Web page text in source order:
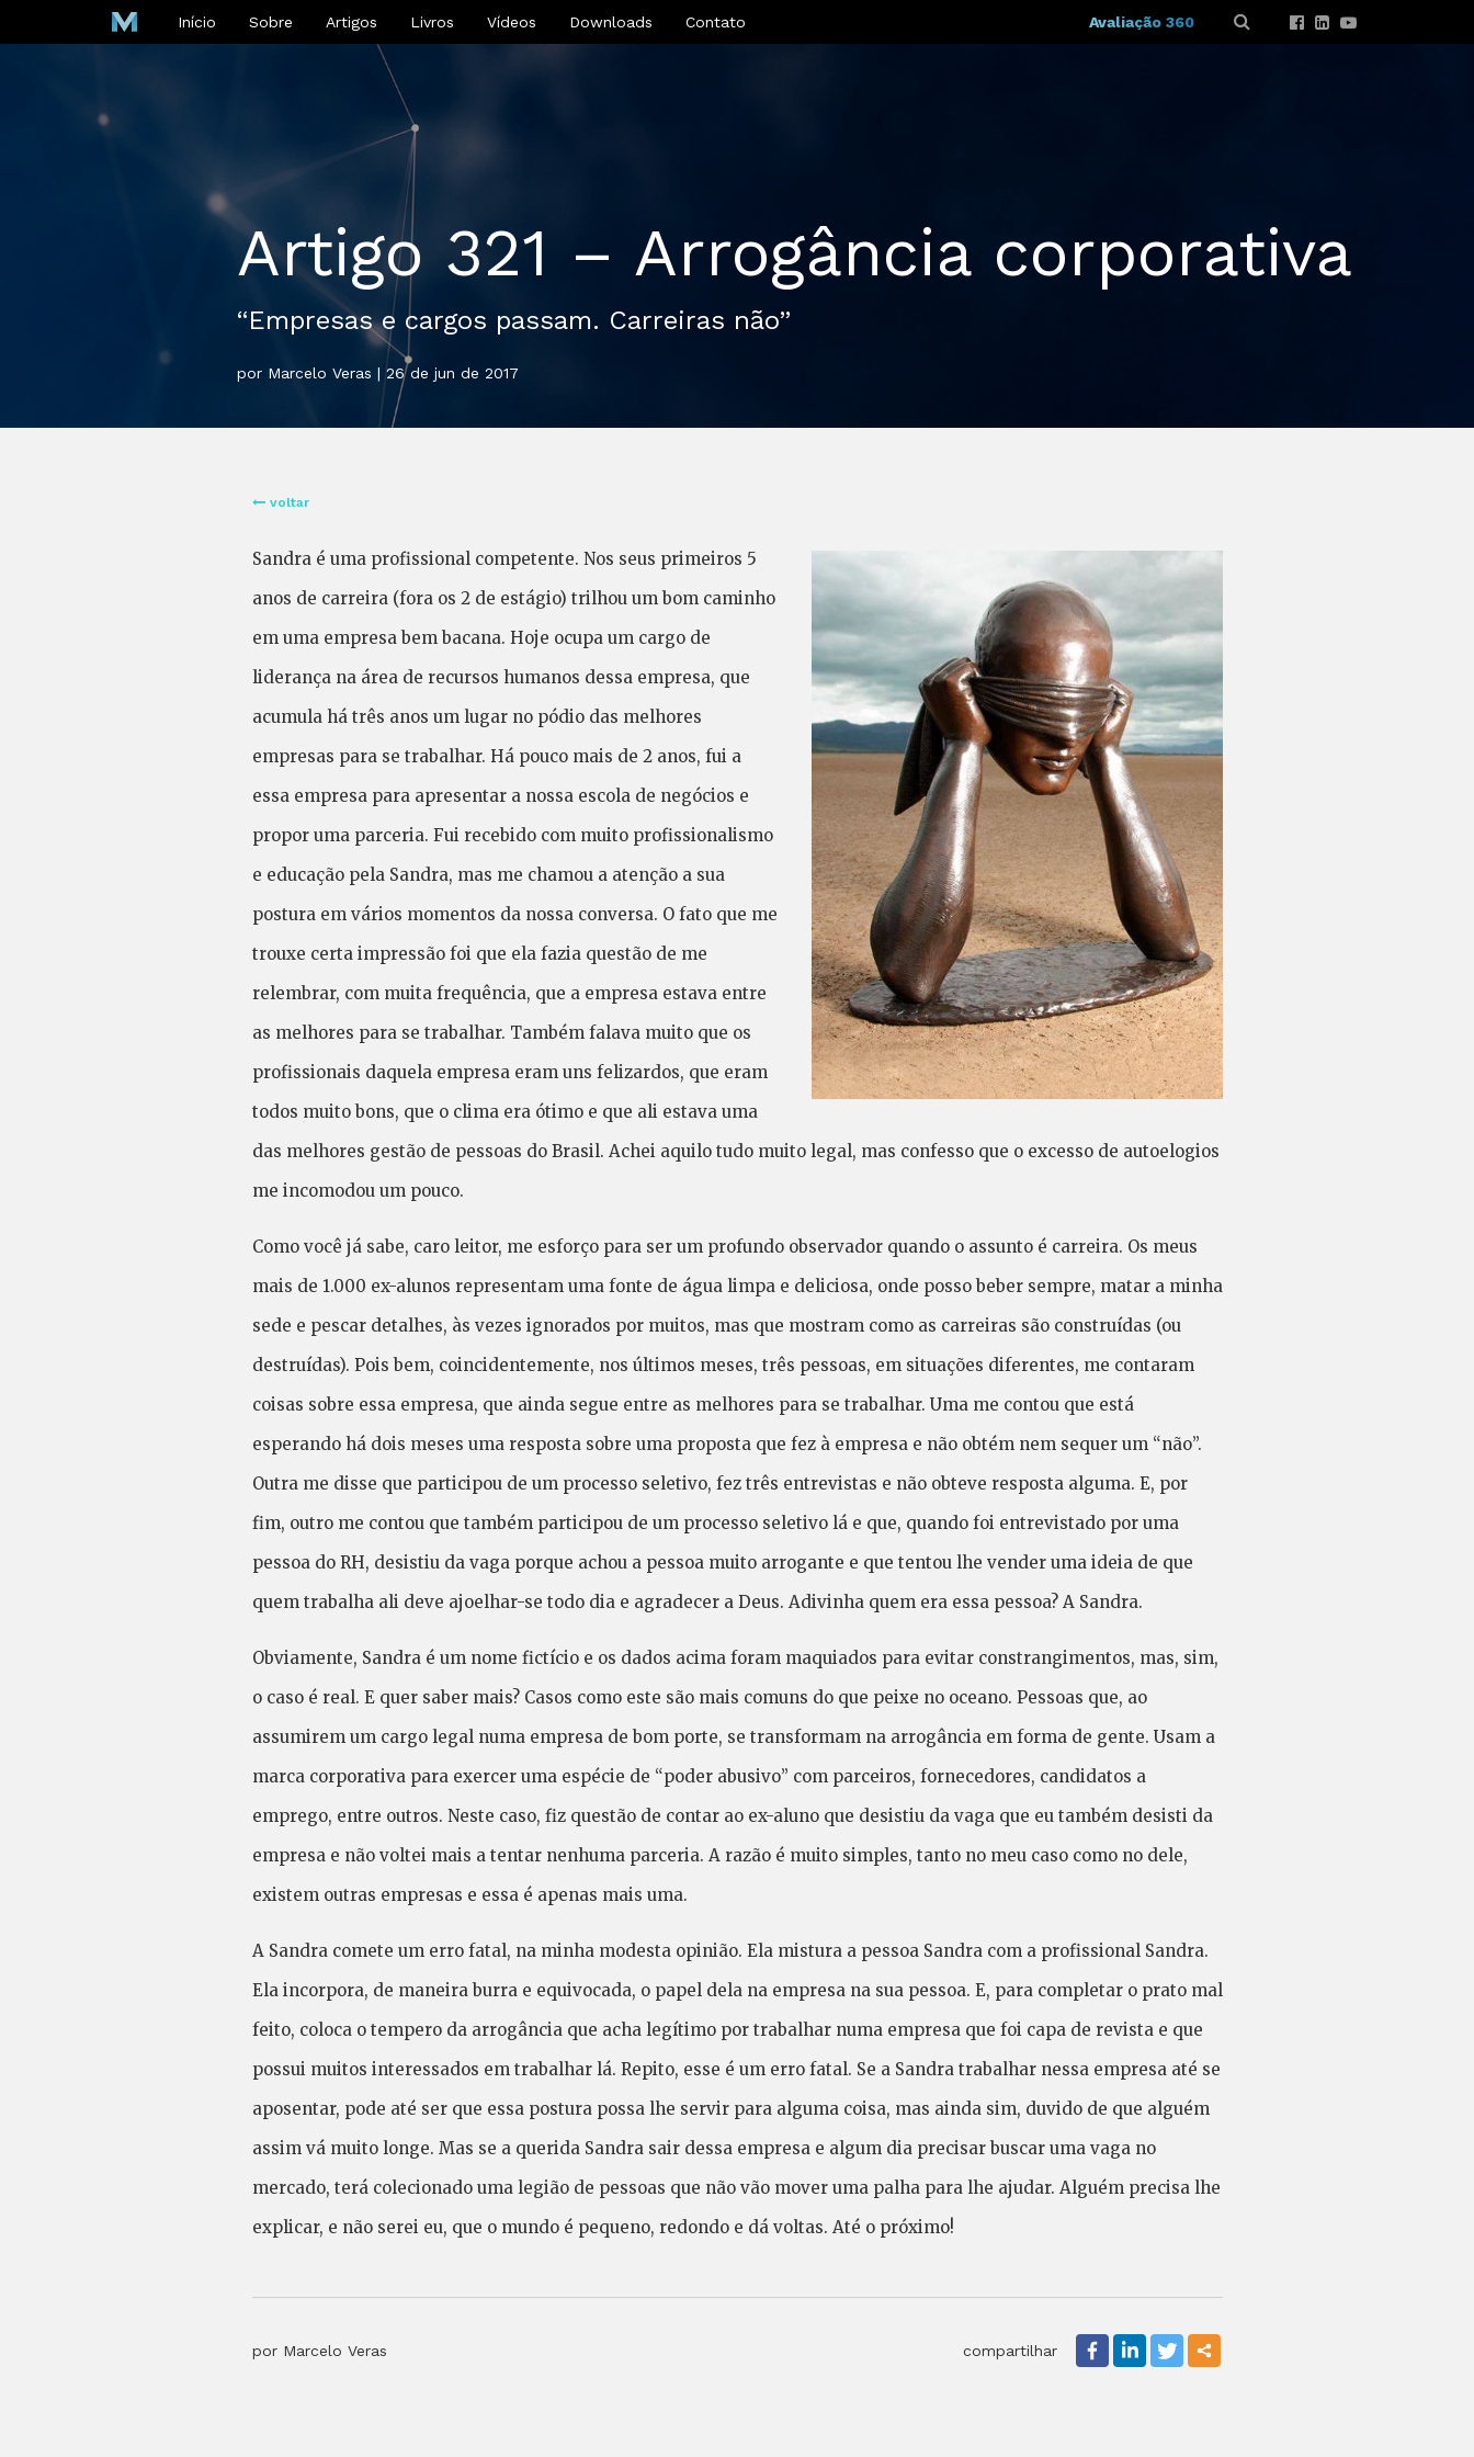
Avaliação 360
Início Sobre Artigos Livros Vídeos Downloads Contato
Artigo 321 – Arrogância corporativa
“Empresas e cargos passam. Carreiras não”
por Marcelo Veras | 26 de jun de 2017
voltar
Sandra é uma profissional competente. Nos seus primeiros 5
anos de carreira (fora os 2 de estágio) trilhou um bom caminho
em uma empresa bem bacana. Hoje ocupa um cargo de
liderança na área de recursos humanos dessa empresa, que
acumula há três anos um lugar no pódio das melhores
empresas para se trabalhar. Há pouco mais de 2 anos, fui a
essa empresa para apresentar a nossa escola de negócios e
propor uma parceria. Fui recebido com muito profissionalismo
e educação pela Sandra, mas me chamou a atenção a sua
postura em vários momentos da nossa conversa. O fato que me
trouxe certa impressão foi que ela fazia questão de me
relembrar, com muita frequência, que a empresa estava entre
as melhores para se trabalhar. Também falava muito que os
profissionais daquela empresa eram uns felizardos, que eram
todos muito bons, que o clima era ótimo e que ali estava uma
das melhores gestão de pessoas do Brasil. Achei aquilo tudo muito legal, mas confesso que o excesso de autoelogios
me incomodou um pouco.
Como você já sabe, caro leitor, me esforço para ser um profundo observador quando o assunto é carreira. Os meus
mais de 1.000 ex-alunos representam uma fonte de água limpa e deliciosa, onde posso beber sempre, matar a minha
sede e pescar detalhes, às vezes ignorados por muitos, mas que mostram como as carreiras são construídas (ou
destruídas). Pois bem, coincidentemente, nos últimos meses, três pessoas, em situações diferentes, me contaram
coisas sobre essa empresa, que ainda segue entre as melhores para se trabalhar. Uma me contou que está
esperando há dois meses uma resposta sobre uma proposta que fez à empresa e não obtém nem sequer um “não”.
Outra me disse que participou de um processo seletivo, fez três entrevistas e não obteve resposta alguma. E, por
fim, outro me contou que também participou de um processo seletivo lá e que, quando foi entrevistado por uma
pessoa do RH, desistiu da vaga porque achou a pessoa muito arrogante e que tentou lhe vender uma ideia de que
quem trabalha ali deve ajoelhar-se todo dia e agradecer a Deus. Adivinha quem era essa pessoa? A Sandra.
Obviamente, Sandra é um nome fictício e os dados acima foram maquiados para evitar constrangimentos, mas, sim,
o caso é real. E quer saber mais? Casos como este são mais comuns do que peixe no oceano. Pessoas que, ao
assumirem um cargo legal numa empresa de bom porte, se transformam na arrogância em forma de gente. Usam a
marca corporativa para exercer uma espécie de “poder abusivo” com parceiros, fornecedores, candidatos a
emprego, entre outros. Neste caso, fiz questão de contar ao ex-aluno que desistiu da vaga que eu também desisti da
empresa e não voltei mais a tentar nenhuma parceria. A razão é muito simples, tanto no meu caso como no dele,
existem outras empresas e essa é apenas mais uma.
A Sandra comete um erro fatal, na minha modesta opinião. Ela mistura a pessoa Sandra com a profissional Sandra.
Ela incorpora, de maneira burra e equivocada, o papel dela na empresa na sua pessoa. E, para completar o prato mal
feito, coloca o tempero da arrogância que acha legítimo por trabalhar numa empresa que foi capa de revista e que
possui muitos interessados em trabalhar lá. Repito, esse é um erro fatal. Se a Sandra trabalhar nessa empresa até se
aposentar, pode até ser que essa postura possa lhe servir para alguma coisa, mas ainda sim, duvido de que alguém
assim vá muito longe. Mas se a querida Sandra sair dessa empresa e algum dia precisar buscar uma vaga no
mercado, terá colecionado uma legião de pessoas que não vão mover uma palha para lhe ajudar. Alguém precisa lhe
explicar, e não serei eu, que o mundo é pequeno, redondo e dá voltas. Até o próximo!
por Marcelo Veras compartilhar